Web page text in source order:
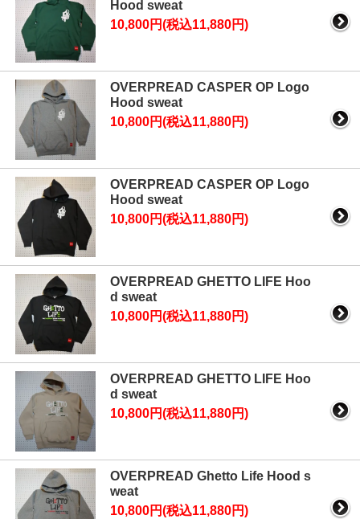
Hood sweat
10,800円(税込11,880円)
OVERPREAD CASPER OP Logo
Hood sweat
10,800円(税込11,880円)
OVERPREAD CASPER OP Logo
Hood sweat
10,800円(税込11,880円)
OVERPREAD GHETTO LIFE Hoo
d sweat
10,800円(税込11,880円)
OVERPREAD GHETTO LIFE Hoo
d sweat
10,800円(税込11,880円)
OVERPREAD Ghetto Life Hood s
weat
10,800円(税込11,880円)